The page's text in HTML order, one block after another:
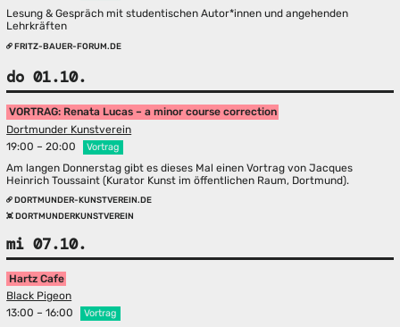
Lesung & Gespräch mit studentischen Autor*innen und angehenden
Lehrkräften
FRITZ-BAUER-FORUM.DE
do 01.10.
VORTRAG: Renata Lucas – a minor course correction
Dortmunder Kunstverein
19:00 – 20:00
Vortrag
Am langen Donnerstag gibt es dieses Mal einen Vortrag von Jacques
Heinrich Toussaint (Kurator Kunst im öffentlichen Raum, Dortmund).
DORTMUNDER-KUNSTVEREIN.DE
DORTMUNDERKUNSTVEREIN
mi 07.10.
Hartz Cafe
Black Pigeon
13:00 – 16:00
Vortrag